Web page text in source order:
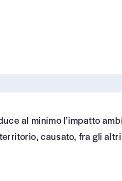
al minimo l’impatto
causato, fra gli